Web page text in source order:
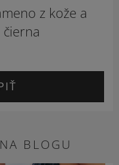
z kože a
BLOGU